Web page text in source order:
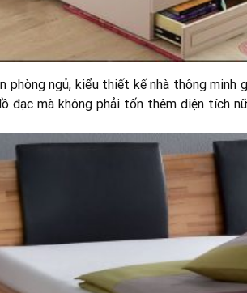
phòng ngủ, kiểu thiết kế nhà thông minh
đạc mà không phải tốn thêm diện tích